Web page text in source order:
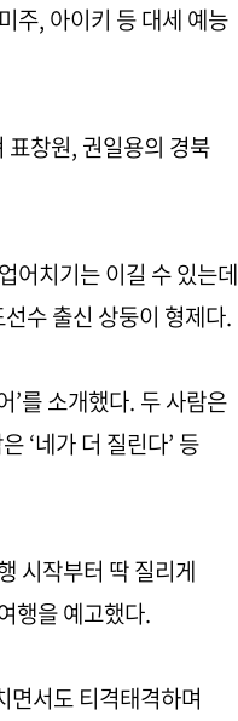
주, 아이키 등 대세 예능
표창원, 권일용의 경북
어치기는 이길 수 있는데
수 출신 상둥이 형제다.
’를 소개했다. 두 사람은
‘네가 더 질린다’ 등
시작부터 딱 질리게
행을 예고했다.
면서도 티격태격하며